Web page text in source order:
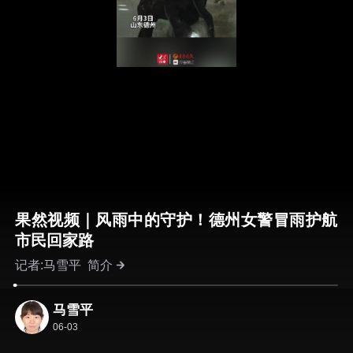
果然视频｜风雨中的守护！德州女警冒雨护航
市民回家路
记者:马雪平简介
马雪平
06-03